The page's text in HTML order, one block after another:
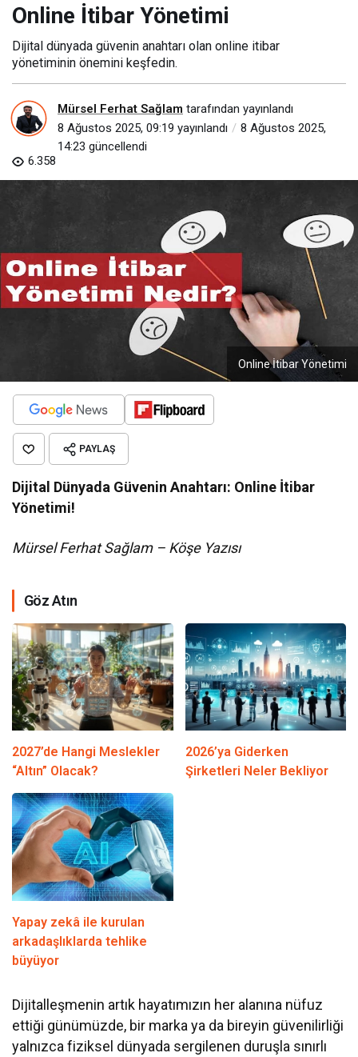
Online İtibar Yönetimi
Dijital dünyada güvenin anahtarı olan online itibar
yönetiminin önemini keşfedin.
Mürsel Ferhat Sağlam tarafından yayınlandı
8 Ağustos 2025, 09:19 yayınlandı
8 Ağustos 2025,
14:23 güncellendi
6.358
Online İtibar Yönetimi
PAYLAŞ
Dijital Dünyada Güvenin Anahtarı: Online İtibar
Yönetimi!
Mürsel Ferhat Sağlam – Köşe Yazısı
Göz Atın
2027’de Hangi Meslekler
“Altın” Olacak?
2026’ya Giderken
Şirketleri Neler Bekliyor
Yapay zekâ ile kurulan
arkadaşlıklarda tehlike
büyüyor
Dijitalleşmenin artık hayatımızın her alanına nüfuz
ettiği günümüzde, bir marka ya da bireyin güvenilirliği
yalnızca fiziksel dünyada sergilenen duruşla sınırlı